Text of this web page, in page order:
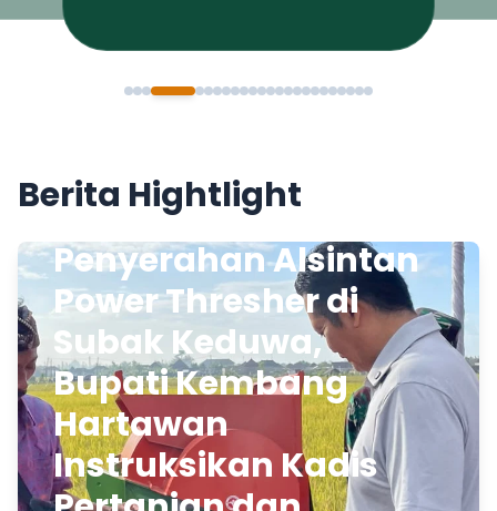
Berita Hightlight
Penyerahan Alsintan
Power Thresher di
Subak Keduwa,
Bupati Kembang
Hartawan
Instruksikan Kadis